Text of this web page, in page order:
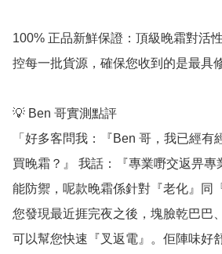
100% 正品新鮮保證：頂級晚霜對活
控每一批貨源，確保您收到的是最具
💡 Ben 哥實測點評
「好多客問我：『Ben 哥，我已經有
買晚霜？』 我話：『專業嘢交返畀專
能防禦，呢款晚霜係針對『老化』同
您發現最近捱完夜之後，塊臉乾巴巴
可以幫您快速『叉返電』。佢陣味好